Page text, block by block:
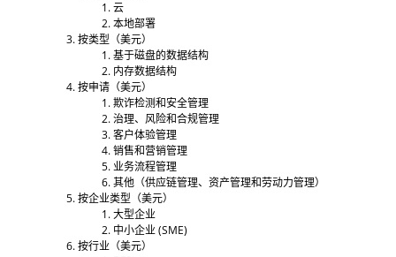
云
本地部署
按类型（美元）
基于磁盘的数据结构
内存数据结构
按申请（美元）
欺诈检测和安全管理
治理、风险和合规管理
客户体验管理
销售和营销管理
业务流程管理
其他（供应链管理、资产管理和劳动力管理）
按企业类型（美元）
大型企业
中小企业 (SME)
按行业（美元）